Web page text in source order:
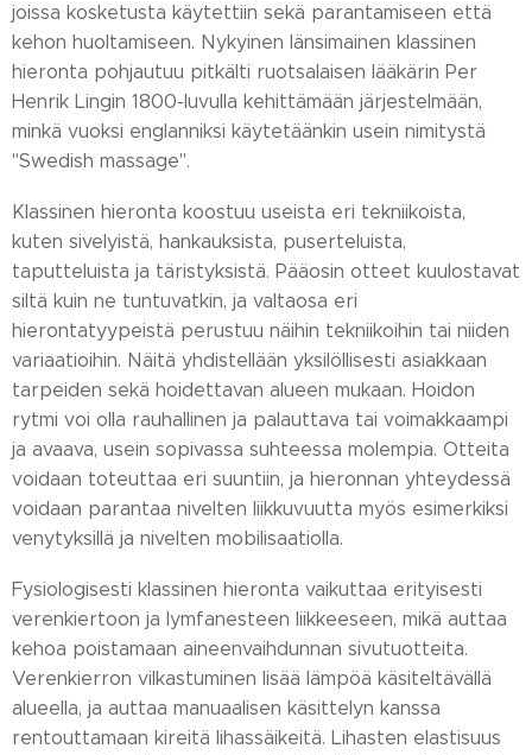
joissa kosketusta käytettiin sekä parantamiseen että
kehon huoltamiseen. Nykyinen länsimainen klassinen
hieronta pohjautuu pitkälti ruotsalaisen lääkärin Per
Henrik Lingin 1800-luvulla kehittämään järjestelmään,
minkä vuoksi englanniksi käytetäänkin usein nimitystä
"Swedish massage".
Klassinen hieronta koostuu useista eri tekniikoista,
kuten sivelyistä, hankauksista, puserteluista,
taputteluista ja täristyksistä. Pääosin otteet kuulostavat
siltä kuin ne tuntuvatkin, ja valtaosa eri
hierontatyypeistä perustuu näihin tekniikoihin tai niiden
variaatioihin. Näitä yhdistellään yksilöllisesti asiakkaan
tarpeiden sekä hoidettavan alueen mukaan. Hoidon
rytmi voi olla rauhallinen ja palauttava tai voimakkaampi
ja avaava, usein sopivassa suhteessa molempia. Otteita
voidaan toteuttaa eri suuntiin, ja hieronnan yhteydessä
voidaan parantaa nivelten liikkuvuutta myös esimerkiksi
venytyksillä ja nivelten mobilisaatiolla.
Fysiologisesti klassinen hieronta vaikuttaa erityisesti
verenkiertoon ja lymfanesteen liikkeeseen, mikä auttaa
kehoa poistamaan aineenvaihdunnan sivutuotteita.
Verenkierron vilkastuminen lisää lämpöä käsiteltävällä
alueella, ja auttaa manuaalisen käsittelyn kanssa
rentouttamaan kireitä lihassäikeitä. Lihasten elastisuus